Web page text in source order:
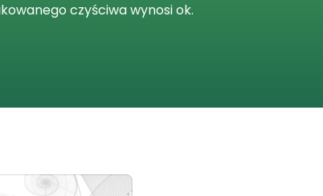
czyściwa wynosi ok.